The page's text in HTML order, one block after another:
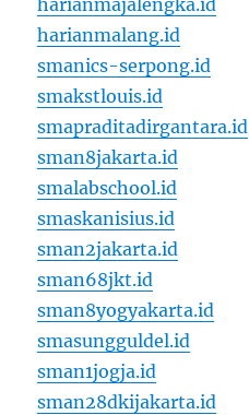
harianmajalengka.id
harianmalang.id
smanics-serpong.id
smakstlouis.id
smapraditadirgantara.id
sman8jakarta.id
smalabschool.id
smaskanisius.id
sman2jakarta.id
sman68jkt.id
sman8yogyakarta.id
smasungguldel.id
sman1jogja.id
sman28dkijakarta.id